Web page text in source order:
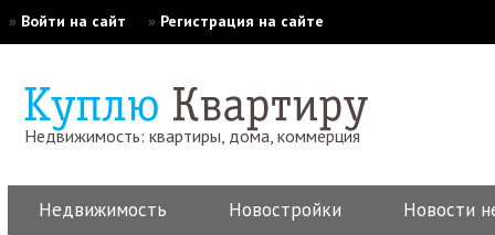
» Войти на сайт » Регистрация на сайте
Недвижимость: квартиры, дома, коммерция
Недвижимость Новостройки Новости